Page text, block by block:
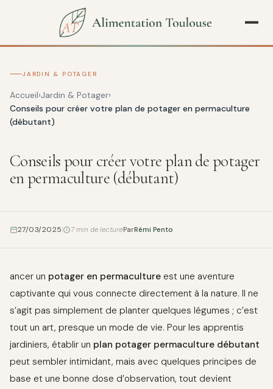
JARDIN & POTAGER
Accueil Jardin & Potager
Conseils pour créer votre plan de potager en permaculture
(débutant)
Conseils pour créer votre plan de potager
en permaculture (débutant)
27/03/2025 7 min de lectureParRémi Pento
ancer un potager en permaculture est une aventure
captivante qui vous connecte directement à la nature. Il ne
s’agit pas simplement de planter quelques légumes ; c’est
tout un art, presque un mode de vie. Pour les apprentis
jardiniers, établir un plan potager permaculture débutant
peut sembler intimidant, mais avec quelques principes de
base et une bonne dose d’observation, tout devient